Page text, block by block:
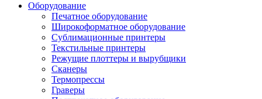
Оборудование
Печатное оборудование
Широкоформатное оборудование
Сублимационные принтеры
Текстильные принтеры
Режущие плоттеры и вырубщики
Сканеры
Термопрессы
Граверы